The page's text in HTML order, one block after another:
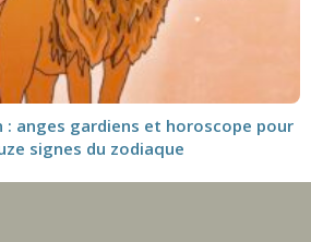
: anges gardiens et horoscope pour
signes du zodiaque